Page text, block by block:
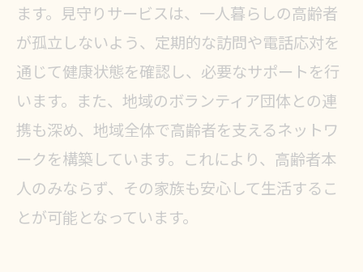
ます。見守りサービスは、一人暮らしの高齢者
が孤立しないよう、定期的な訪問や電話応対を
通じて健康状態を確認し、必要なサポートを行
います。また、地域のボランティア団体との連
携も深め、地域全体で高齢者を支えるネットワ
ークを構築しています。これにより、高齢者本
人のみならず、その家族も安心して生活するこ
とが可能となっています。